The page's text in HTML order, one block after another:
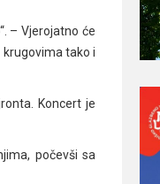
– Vjerojatno će
tako i
Koncert je
počevši sa